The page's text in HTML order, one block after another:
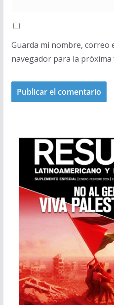
Guarda mi nombre, correo
navegador para la próxima